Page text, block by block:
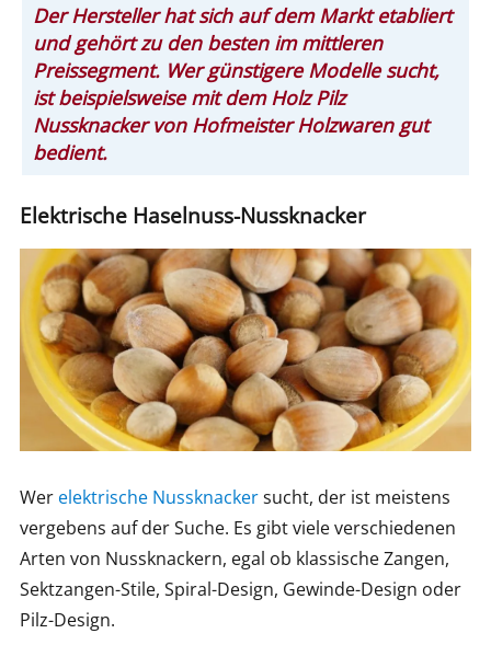
Der Hersteller hat sich auf dem Markt etabliert
und gehört zu den besten im mittleren
Preissegment. Wer günstigere Modelle sucht,
ist beispielsweise mit dem Holz Pilz
Nussknacker von Hofmeister Holzwaren gut
bedient.
Elektrische Haselnuss-Nussknacker
Wer elektrische Nussknackersucht, der ist meistens
vergebens auf der Suche. Es gibt viele verschiedenen
Arten von Nussknackern, egal ob klassische Zangen,
Sektzangen-Stile, Spiral-Design, Gewinde-Design oder
Pilz-Design.